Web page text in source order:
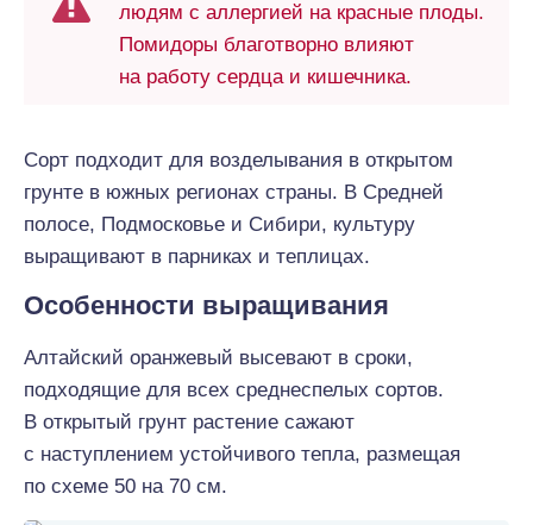
людям с аллергией на красные плоды.
Помидоры благотворно влияют
на работу сердца и кишечника.
Сорт подходит для возделывания в открытом
грунте в южных регионах страны. В Средней
полосе, Подмосковье и Сибири, культуру
выращивают в парниках и теплицах.
Особенности выращивания
Алтайский оранжевый высевают в сроки,
подходящие для всех среднеспелых сортов.
В открытый грунт растение сажают
с наступлением устойчивого тепла, размещая
по схеме 50 на 70 см.